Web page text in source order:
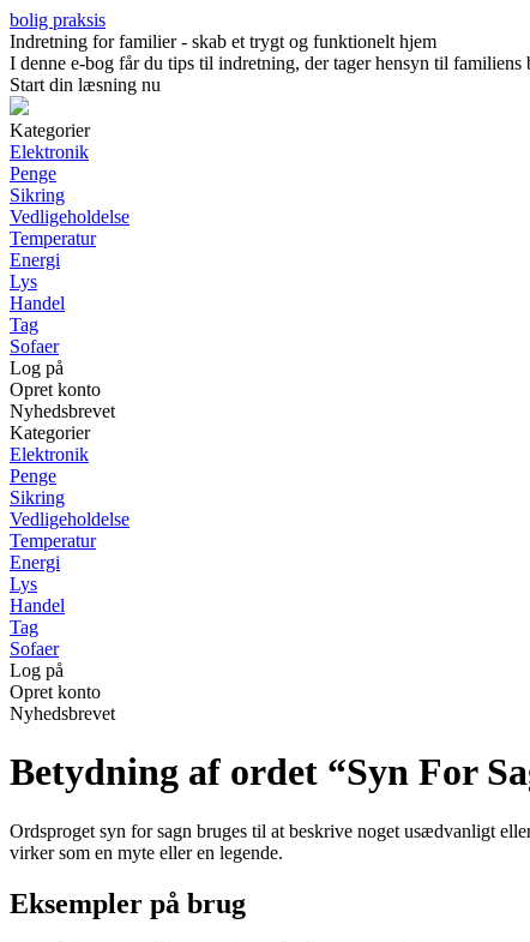
bolig praksis
Indretning for familier - skab et trygt og funktionelt hjem
I denne e-bog får du tips til indretning, der tager hensyn til
Start din læsning nu
Kategorier
Elektronik
Penge
Sikring
Vedligeholdelse
Temperatur
Energi
Lys
Handel
Tag
Sofaer
Log på
Opret konto
Nyhedsbrevet
Kategorier
Elektronik
Penge
Sikring
Vedligeholdelse
Temperatur
Energi
Lys
Handel
Tag
Sofaer
Log på
Opret konto
Nyhedsbrevet
Betydning af ordet “Syn For
Ordsproget syn for sagn bruges til at beskrive noget usædvanligt
virker som en myte eller en legende.
Eksempler på brug